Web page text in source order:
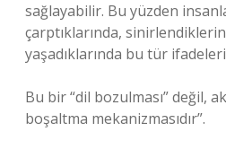
sağlayabilir. Bu yüzden
çarptıklarında,
yaşadıklarında bu tür
Bu bir “dil bozulması” değil,
boşaltma mekanizmasıdır”.